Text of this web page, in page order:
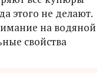
этого не делают.
на водяной
свойства